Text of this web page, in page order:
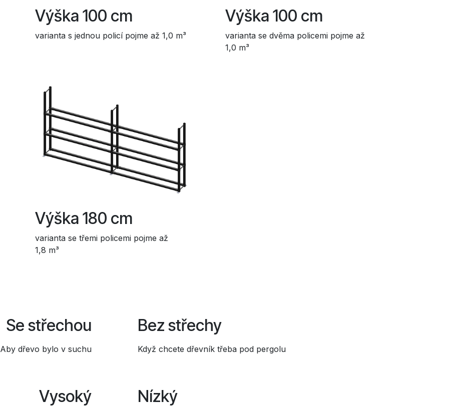
Výška 100 cm
varianta s jednou policí pojme až 1,0 m³
Výška 100 cm
varianta se dvěma policemi pojme až
1,0 m³
Výška 180 cm
varianta se třemi policemi pojme až
1,8 m³
Se střechou
Aby dřevo bylo v suchu
Vysoký
Bez střechy
Když chcete dřevník třeba pod pergolu
Nízký